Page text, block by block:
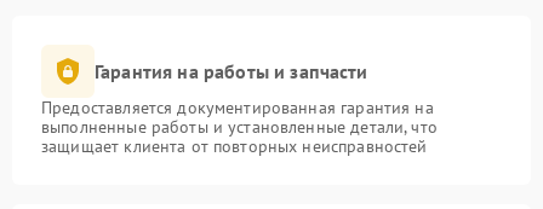
Гарантия на работы и запчасти
Предоставляется документированная гарантия на
выполненные работы и установленные детали, что
защищает клиента от повторных неисправностей